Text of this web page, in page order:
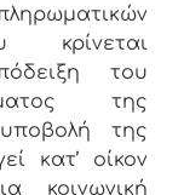
κρίνεται
του
της
της
κατ’ οίκον
κοινωνική